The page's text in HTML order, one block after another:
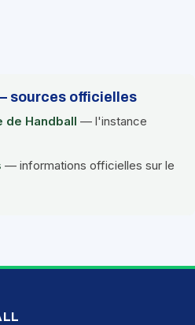
sources officielles
de Handball — l'instance
— informations officielles sur le